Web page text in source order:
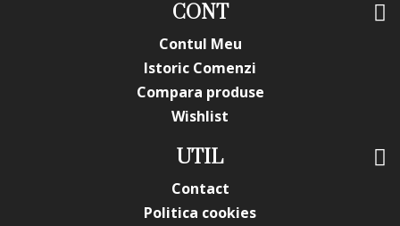
CONT
Contul Meu
Istoric Comenzi
Compara produse
Wishlist
UTIL
Contact
Politica cookies